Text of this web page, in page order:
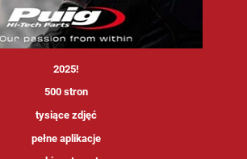
2025!
500 stron
tysiące zdjęć
pełne aplikacje